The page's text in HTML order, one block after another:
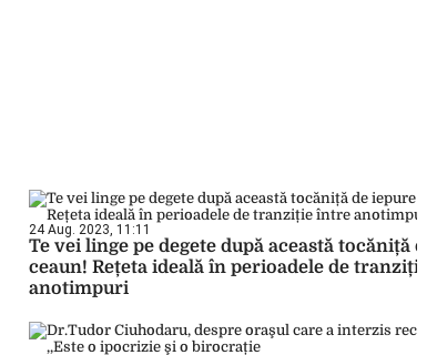
24 Aug. 2023, 11:11
Te vei linge pe degete după această tocăniță de
ceaun! Rețeta ideală în perioadele de tranziție
anotimpuri